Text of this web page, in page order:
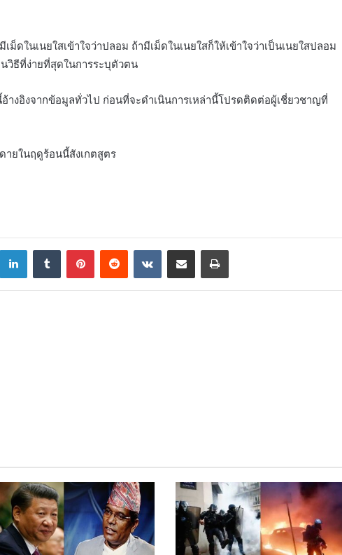
ดในเนยใสเข้าใจว่าปลอม ถ้ามีเม็ดในเนยใสก็ให้เข้าใจว่าเป็นเนยใสปลอม
วิธีที่ง่ายที่สุดในการระบุตัวตน
งอิงจากข้อมูลทั่วไป ก่อนที่จะดำเนินการเหล่านี้โปรดติดต่อผู้เชี่ยวชาญที่
ายในฤดูร้อนนี้สังเกตสูตร
LinkedInTumblr PinterestReddit VKontakteShare via Email Print